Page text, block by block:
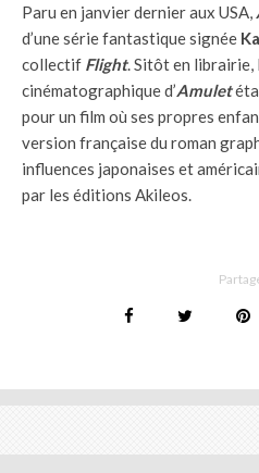
Paru en janvier dernier aux USA,
d’une série fantastique signée
collectif Flight. Sitôt en librairie,
cinématographique d’Amulet
pour un film où ses propres
version française du roman
influences japonaises et
par les éditions Akileos.